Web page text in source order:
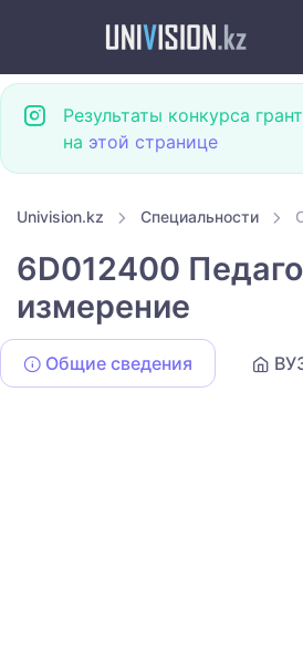
Результаты конкурса
на этой странице
Univision.kz Специальности
6D012400
измерение
Общие сведения